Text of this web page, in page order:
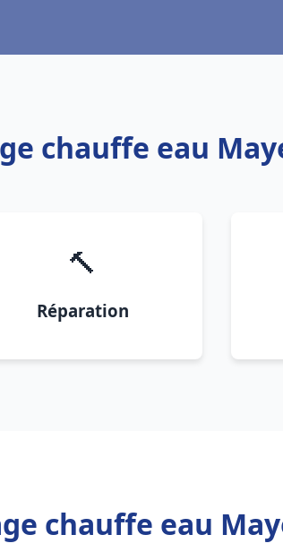
chauffe eau
🔨
Réparation
chauffe eau